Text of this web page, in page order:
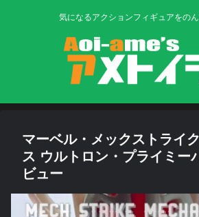
気になるアクションフィギュアをの
マーベル・メックストライ
ス ウルトロン・プライミー
ビュー